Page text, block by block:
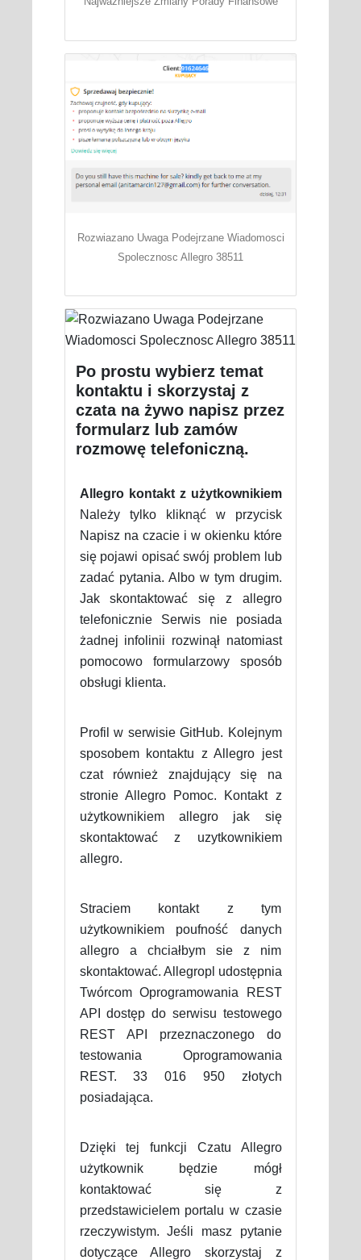
Rozwiazano Uwaga Podejrzane Wiadomosci
Spolecznosc Allegro 38511
Po prostu wybierz temat
kontaktu i skorzystaj z
czata na żywo napisz przez
formularz lub zamów
rozmowę telefoniczną.
Allegro kontakt z użytkownikiem
Należy tylko kliknąć w przycisk
Napisz na czacie i w okienku które
się pojawi opisać swój problem lub
zadać pytania. Albo w tym drugim.
Jak skontaktować się z allegro
telefonicznie Serwis nie posiada
żadnej infolinii rozwinął natomiast
pomocowo formularzowy sposób
obsługi klienta.
Profil w serwisie GitHub. Kolejnym
sposobem kontaktu z Allegro jest
czat również znajdujący się na
stronie Allegro Pomoc. Kontakt z
użytkownikiem allegro jak się
skontaktować z uzytkownikiem
allegro.
Straciem kontakt z tym
użytkownikiem poufność danych
allegro a chciałbym sie z nim
skontaktować. Allegropl udostępnia
Twórcom Oprogramowania REST
API dostęp do serwisu testowego
REST API przeznaczonego do
testowania Oprogramowania
REST. 33 016 950 złotych
posiadająca.
Dzięki tej funkcji Czatu Allegro
użytkownik będzie mógł
kontaktować się z
przedstawicielem portalu w czasie
rzeczywistym. Jeśli masz pytanie
dotyczące Allegro skorzystaj z